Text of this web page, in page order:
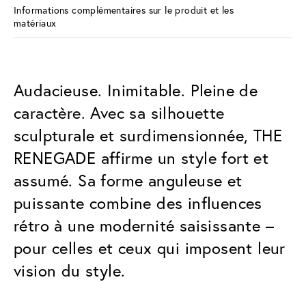
Informations complémentaires sur le produit et les
matériaux
Audacieuse. Inimitable. Pleine de
caractère. Avec sa silhouette
sculpturale et surdimensionnée, THE
RENEGADE affirme un style fort et
assumé. Sa forme anguleuse et
puissante combine des influences
rétro à une modernité saisissante –
pour celles et ceux qui imposent leur
vision du style.